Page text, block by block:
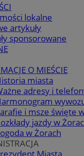
lokalne
artykuły
sponsorowane
O MIEŚCIE
miasta
adresy i
i msze święte
jazdy w
w Żorach